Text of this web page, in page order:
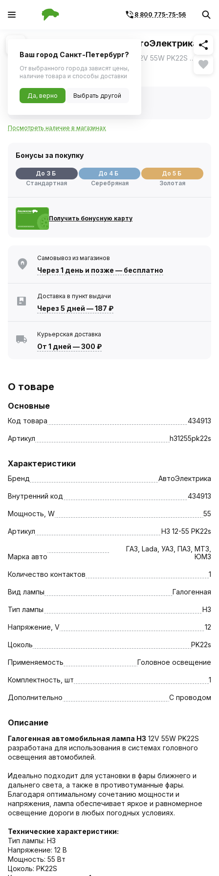
8 800 775-75-56
1/3 Похожие
Лампа H3 12V 55W PK22s (АвтоЭлектрика)
Галогенная автомобильная лампа H3 12V 55W PK22S разработана для использования в системах головного освещения автомобилей.
51 ₽
В наличии
Код товара:434913
Посмотреть наличие в магазинах
Бонусы за покупку
До 3 Б
Стандартная
До 4 Б
Серебряная
До 5 Б
Золотая
Получить бонусную карту
Самовывоз из магазинов
Через 1 день и позже — бесплатно
Доставка в пункт выдачи
Через 5 дней —187 ₽
Курьерская доставка
От 1 дней —300 ₽
О товаре
Основные
Код товара 434913
Артикул h31255pk22s
Характеристики
Бренд АвтоЭлектрика
Внутренний код 434913
Мощность, W 55
Артикул H3 12-55 PK22s
Марка авто
ГАЗ, Lada, УАЗ, ПАЗ, МТЗ,
ЮМЗ
Количество контактов 1
Вид лампы Галогенная
Тип лампы H3
Напряжение, V 12
Цоколь PK22s
Применяемость Головное освещение
Комплектность, шт 1
Дополнительно С проводом
Описание
Галогенная автомобильная лампа H3 12V 55W PK22S
разработана для использования в системах головного
освещения автомобилей.
Идеально подходит для установки в фары ближнего и
дальнего света, а также в противотуманные фары.
Благодаря оптимальному сочетанию мощности и
напряжения, лампа обеспечивает яркое и равномерное
освещение дороги в любых погодных условиях.
Технические характеристики:
Тип лампы: H3
Напряжение: 12 В
Мощность: 55 Вт
Цоколь: PK22S
Ваш город Санкт-Петербург?
От выбранного города зависят цены,
наличие товара и способы доставки
Да, верно Выбрать другой